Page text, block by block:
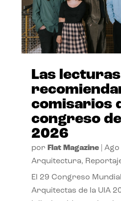
Las
comisarios
congreso
2026
por Flat Magazine| Ago
Arquitectura,
El 29 Congreso
Arquitectas de la UIA